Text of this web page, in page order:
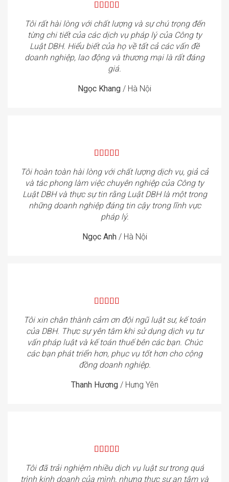
Tôi rất hài lòng với chất lượng và sự chú trọng đến
từng chi tiết của các dịch vụ pháp lý của Công ty
Luật DBH. Hiểu biết của họ về tất cả các vấn đề
doanh nghiệp, lao động và thương mại là rất đáng
giá.
Ngọc Khang / Hà Nội
Tôi hoàn toàn hài lòng với chất lượng dịch vụ, giả cả
và tác phong làm việc chuyên nghiệp của Công ty
Luật DBH và thực sự tin rằng Luật DBH là một trong
những doanh nghiệp đáng tin cậy trong lĩnh vực
pháp lý.
Ngọc Anh / Hà Nội
Tôi xin chân thành cảm ơn đội ngũ luật sư, kế toán
của DBH. Thực sự yên tâm khi sử dụng dịch vụ tư
vấn pháp luật và kế toán thuế bên các bạn. Chúc
các bạn phát triển hơn, phục vụ tốt hơn cho cộng
đồng doanh nghiệp.
Thanh Hương / Hưng Yên
Tôi đã trải nghiệm nhiều dịch vụ luật sư trong quá
trình kinh doanh của mình, nhưng thực sự an tâm và